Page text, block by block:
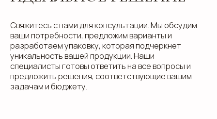
Пн.-Пт.: с 9.00 до 18.00
дзен
Адрес офиса: 620075, г. Екатеринбург,
ул. Малышева 122, корпус "Р"